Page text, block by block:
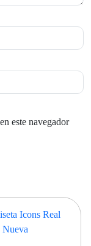
este navegador